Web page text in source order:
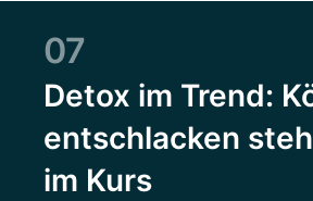
07
Detox im Trend:
entschlacken
im Kurs